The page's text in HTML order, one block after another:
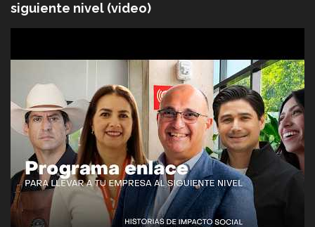
siguiente nivel (video)